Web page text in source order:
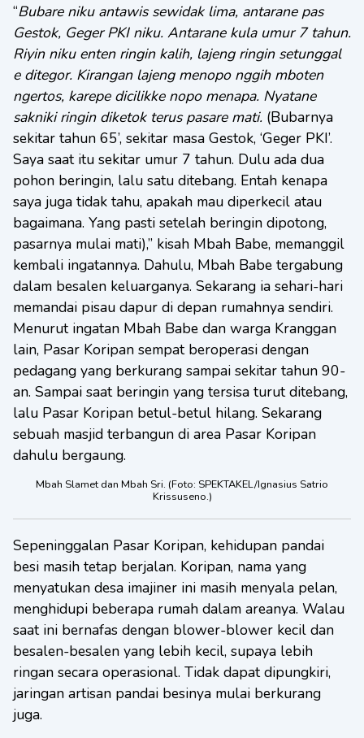
“Bubare niku antawis sewidak lima, antarane pas
Gestok, Geger PKI niku. Antarane kula umur 7 tahun.
Riyin niku enten ringin kalih, lajeng ringin setunggal
e ditegor. Kirangan lajeng menopo nggih mboten
ngertos, karepe dicilikke nopo menapa. Nyatane
sakniki ringin diketok terus pasare mati. (Bubarnya
sekitar tahun 65’, sekitar masa Gestok, ‘Geger PKI’.
Saya saat itu sekitar umur 7 tahun. Dulu ada dua
pohon beringin, lalu satu ditebang. Entah kenapa
saya juga tidak tahu, apakah mau diperkecil atau
bagaimana. Yang pasti setelah beringin dipotong,
pasarnya mulai mati),” kisah Mbah Babe, memanggil
kembali ingatannya. Dahulu, Mbah Babe tergabung
dalam besalen keluarganya. Sekarang ia sehari-hari
memandai pisau dapur di depan rumahnya sendiri.
Menurut ingatan Mbah Babe dan warga Kranggan
lain, Pasar Koripan sempat beroperasi dengan
pedagang yang berkurang sampai sekitar tahun 90-
an. Sampai saat beringin yang tersisa turut ditebang,
lalu Pasar Koripan betul-betul hilang. Sekarang
sebuah masjid terbangun di area Pasar Koripan
dahulu bergaung.
Mbah Slamet dan Mbah Sri. (Foto: SPEKTAKEL/Ignasius Satrio
Krissuseno.)
Sepeninggalan Pasar Koripan, kehidupan pandai
besi masih tetap berjalan. Koripan, nama yang
menyatukan desa imajiner ini masih menyala pelan,
menghidupi beberapa rumah dalam areanya. Walau
saat ini bernafas dengan blower-blower kecil dan
besalen-besalen yang lebih kecil, supaya lebih
ringan secara operasional. Tidak dapat dipungkiri,
jaringan artisan pandai besinya mulai berkurang
juga.